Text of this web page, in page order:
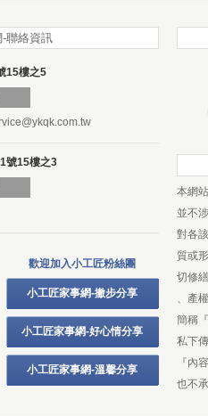
聯絡資訊
15樓之5
號15樓之3
歡迎加入小工匠粉絲團
小工匠家事網-撇步分享
小工匠家事網-好心情分享
小工匠家事網-溫馨分享
本網
並不
對各
質或
切修
、產
簡稱
私下
『內
也不